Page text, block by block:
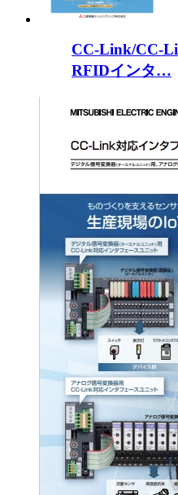
CC-Link/CC-
RFIDインタ…